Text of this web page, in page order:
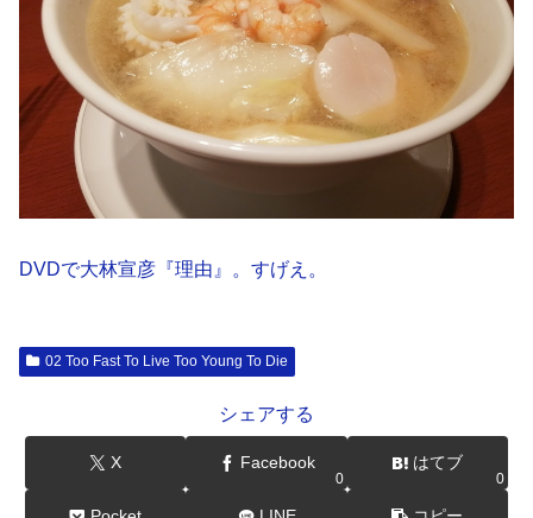
DVDで大林宣彦『理由』。すげえ。
02 Too Fast To Live Too Young To Die
シェアする
X Facebook
0
はてブ
0